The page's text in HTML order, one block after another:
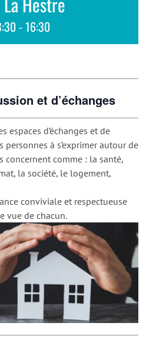
-16:30
et d’échanges
espaces d’échanges et de
à s’exprimer autour de
concernent comme : la santé,
la société, le logement,
conviviale et respectueuse
vue de chacun.